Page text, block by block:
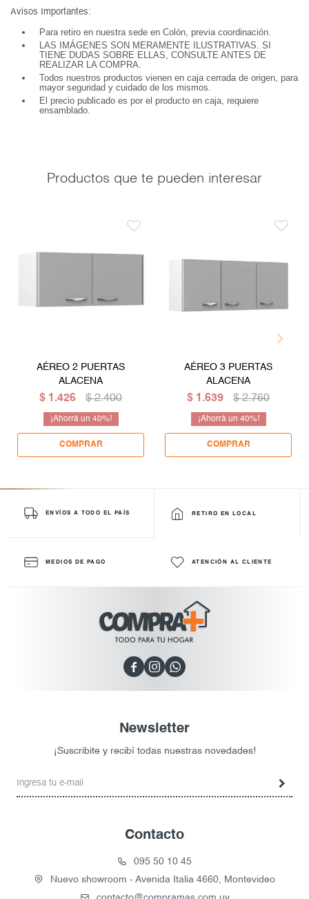
Avisos Importantes:
Para retiro en nuestra sede en Colón, previa coordinación.
LAS IMÁGENES SON MERAMENTE ILUSTRATIVAS. SI
TIENE DUDAS SOBRE ELLAS, CONSULTE ANTES DE
REALIZAR LA COMPRA.
Todos nuestros productos vienen en caja cerrada de origen, para
mayor seguridad y cuidado de los mismos.
El precio publicado es por el producto en caja, requiere
ensamblado.
Productos que te pueden interesar
AÉREO 2 PUERTAS
ALACENA
$ 1.426 $ 2.400
40
AÉREO 3 PUERTAS
ALACENA
$ 1.639 $ 2.760
40
ENVÍOS A TODO EL PAÍS RETIRO EN LOCAL
MEDIOS DE PAGO ATENCIÓN AL CLIENTE
  
Contacto
095 50 10 45
Nuevo showroom - Avenida Italia 4660, Montevideo
Newsletter
¡Suscribite y recibí todas nuestras novedades!